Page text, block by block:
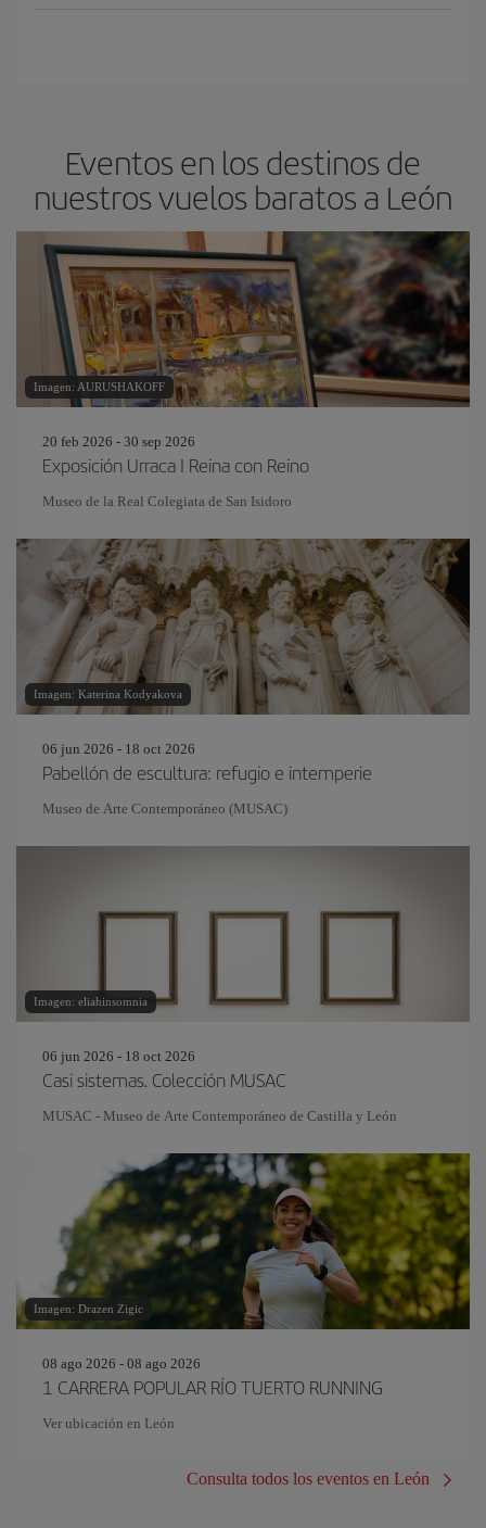
Eventos en los destinos de
nuestros vuelos baratos a León
Imagen: AURUSHAKOFF
20 feb 2026 - 30 sep 2026
Exposición Urraca I Reina con Reino
Museo de la Real Colegiata de San Isidoro
Imagen: Katerina Kodyakova
06 jun 2026 - 18 oct 2026
Pabellón de escultura: refugio e intemperie
Museo de Arte Contemporáneo (MUSAC)
Imagen: eliahinsomnia
06 jun 2026 - 18 oct 2026
Casi sistemas. Colección MUSAC
MUSAC - Museo de Arte Contemporáneo de Castilla y León
Imagen: Drazen Zigic
08 ago 2026 - 08 ago 2026
1 CARRERA POPULAR RÍO TUERTO RUNNING
Ver ubicación en León
Consulta todos los eventos en León